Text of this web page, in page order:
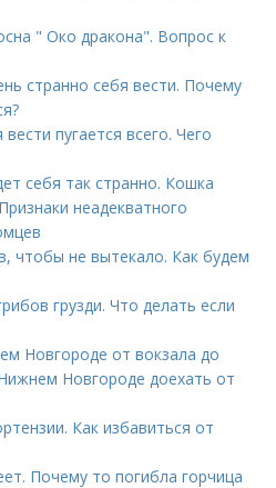
" Око дракона". Вопрос к
странно себя вести. Почему
пугается всего. Чего
себя так странно. Кошка
неадекватного
чтобы не вытекало. Как будем
грузди. Что делать если
Новгороде от вокзала до
Новгороде доехать от
Как избавиться от
Почему то погибла горчица